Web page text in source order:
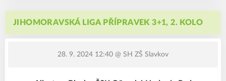
JIHOMORAVSKÁ LIGA PŘÍPRAVEK 3+1, 2. KOLO
28. 9. 2024 12:40 @ SH ZŠ Slavkov